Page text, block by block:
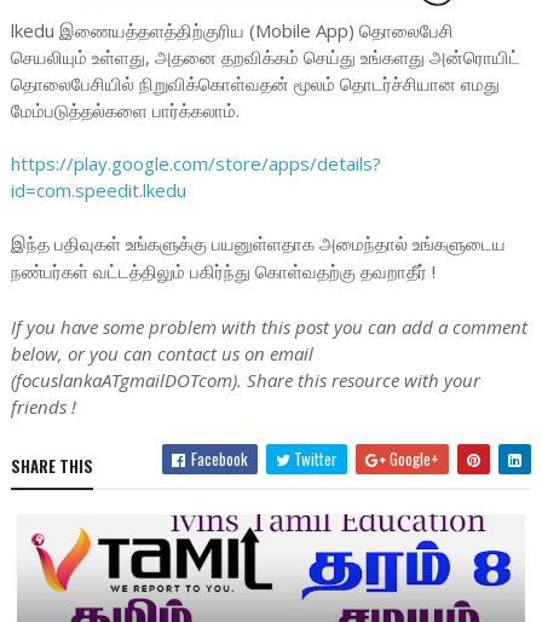
lkedu இணையத்தளத்திற்குரிய (Mobile App) தொலைபேசி
செயலியும் உள்ளது, அதனை தறவிக்கம் செய்து உங்களது அன்ரொயிட்
தொலைபேசியில் நிறுவிக்கொள்வதன் மூலம் தொடர்ச்சியான எமது
மேம்படுத்தல்களை பார்க்கலாம்.
https://play.google.com/store/apps/details?
id=com.speedit.lkedu
இந்த பதிவுகள் உங்களுக்கு பயனுள்ளதாக அமைந்தால் உங்களுடைய
நண்பர்கள் வட்டத்திலும் பகிர்ந்து கொள்வதற்கு தவறாதீர் !
If you have some problem with this post you can add a comment
below, or you can contact us on email
(focuslankaATgmailDOTcom). Share this resource with your
friends !
SHARE THIS Facebook Twitter Google+